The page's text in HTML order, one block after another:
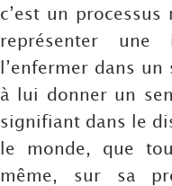
c’est un
représenter
l’enfermer dans
à lui donner un
signifiant dans le
le monde, que
même, sur sa